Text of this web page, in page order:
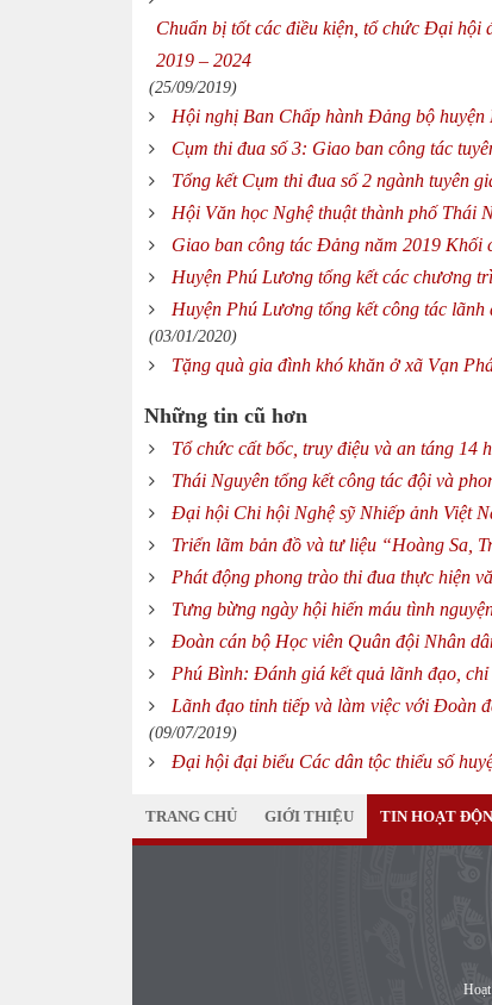
Chuẩn bị tốt các điều kiện, tổ chức Đại
2019 – 2024
(25/09/2019)
Hội nghị Ban Chấp hành Đảng bộ huyện
Cụm thi đua số 3: Giao ban công tác
Tổng kết Cụm thi đua số 2 ngành tuyên
Hội Văn học Nghệ thuật thành phố Thái
Giao ban công tác Đảng năm 2019
Huyện Phú Lương tổng kết các chương
Huyện Phú Lương tổng kết công tác
(03/01/2020)
Tặng quà gia đình khó khăn ở xã Vạn
Những tin cũ hơn
Tổ chức cất bốc, truy điệu và an táng 14
Thái Nguyên tổng kết công tác đội và
Đại hội Chi hội Nghệ sỹ Nhiếp ảnh Việt
Triển lãm bản đồ và tư liệu “Hoàng Sa,
Phát động phong trào thi đua thực hiện
Tưng bừng ngày hội hiến máu tình
Đoàn cán bộ Học viên Quân đội Nhân
Phú Bình: Đánh giá kết quả lãnh đạo,
Lãnh đạo tỉnh tiếp và làm việc với Đoàn
(09/07/2019)
Đại hội đại biểu Các dân tộc thiểu số
TRANG CHỦ GIỚI THIỆU TIN HOẠT